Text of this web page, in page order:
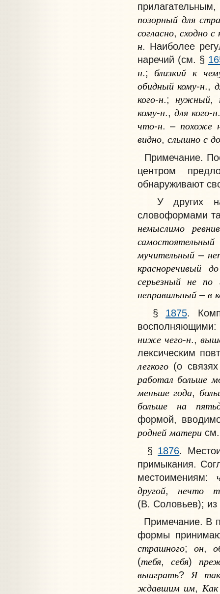
прилагательным,
позорный для
согласно, сходно с
н. Наиболее
наречий (см. §
н.;близкий к
обидный кому-н.,
кого-н.; нужный,
кому-н., для кого-н
что-н. – похоже
видно, слышно с
Примечание.
центром
обнаруживают
У других
словоформами
немыслимо
самостоятельный
мучительный–
красноречивый до
серьезный не по
неправильный– в
§ 1875.
ниже чего-н.,
лексическим
легкого(о
работал больше
меньше года,
больше
на
формой,
родней матери
§ 1876
примыкания.
местоимениям:
другой, нечто
(В. Соловьев); из
Примечание. В
формы
страшного; он,
(тебя,себя)
выиграть? Я
ждавшим им, Как